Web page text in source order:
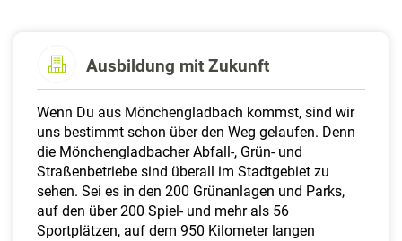
l
Ausbildung mit Zukunft
Wenn Du aus Mönchengladbach kommst, sind wir
uns bestimmt schon über den Weg gelaufen. Denn
die Mönchengladbacher Abfall-, Grün- und
Straßenbetriebe sind überall im Stadtgebiet zu
sehen. Sei es in den 200 Grünanlagen und Parks,
auf den über 200 Spiel- und mehr als 56
Sportplätzen, auf dem 950 Kilometer langen